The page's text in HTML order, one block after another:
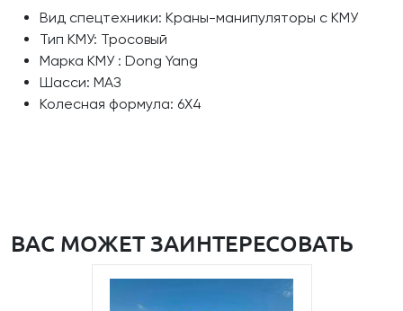
Вид спецтехники: Краны-манипуляторы с КМУ
Тип КМУ: Тросовый
Марка КМУ : Dong Yang
Шасси: МАЗ
Колесная формула: 6Х4
ВАС МОЖЕТ ЗАИНТЕРЕСОВАТЬ